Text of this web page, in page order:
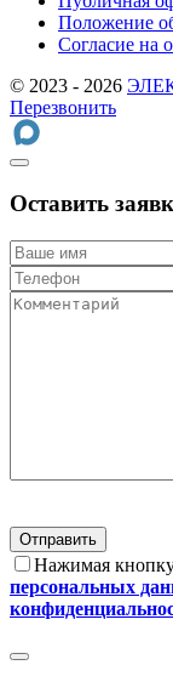
Положение
Cогласие на
© 2023 - 2026
Перезвонить
Оставить
Нажимая
персональных